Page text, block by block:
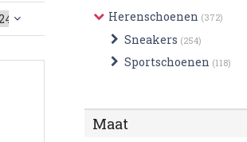
Herenschoenen (372)
Sneakers (254)
Sportschoenen (118)
Maat